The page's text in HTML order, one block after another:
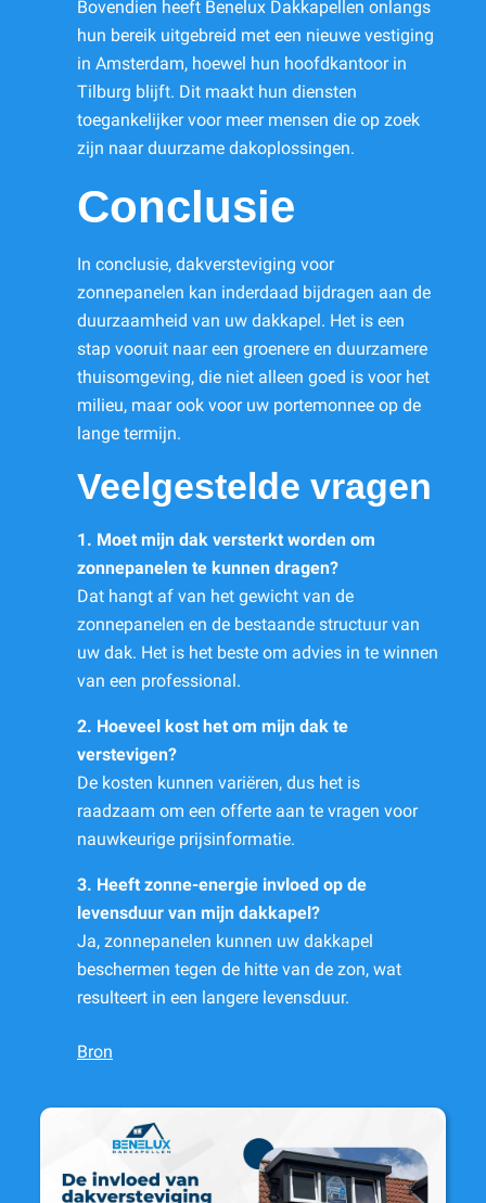
Bovendien heeft Benelux Dakkapellen onlangs
hun bereik uitgebreid met een nieuwe vestiging
in Amsterdam, hoewel hun hoofdkantoor in
Tilburg blijft. Dit maakt hun diensten
toegankelijker voor meer mensen die op zoek
zijn naar duurzame dakoplossingen.
Conclusie
In conclusie, dakversteviging voor
zonnepanelen kan inderdaad bijdragen aan de
duurzaamheid van uw dakkapel. Het is een
stap vooruit naar een groenere en duurzamere
thuisomgeving, die niet alleen goed is voor het
milieu, maar ook voor uw portemonnee op de
lange termijn.
Veelgestelde vragen
1. Moet mijn dak versterkt worden om
zonnepanelen te kunnen dragen?
Dat hangt af van het gewicht van de
zonnepanelen en de bestaande structuur van
uw dak. Het is het beste om advies in te winnen
van een professional.
2. Hoeveel kost het om mijn dak te
verstevigen?
De kosten kunnen variëren, dus het is
raadzaam om een offerte aan te vragen voor
nauwkeurige prijsinformatie.
3. Heeft zonne-energie invloed op de
levensduur van mijn dakkapel?
Ja, zonnepanelen kunnen uw dakkapel
beschermen tegen de hitte van de zon, wat
resulteert in een langere levensduur.
Bron